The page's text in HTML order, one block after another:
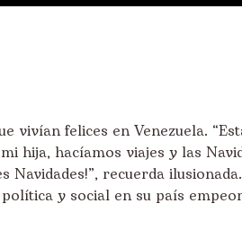
vivían felices en Venezuela.
hija, hacíamos viajes y las
Navidades!”, recuerda
y social en su país